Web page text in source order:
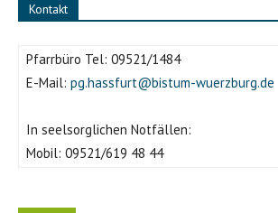
Kontakt
Pfarrbüro Tel: 09521/1484
E-Mail: pg.hassfurt@bistum-wuerzburg.de
In seelsorglichen Notfällen:
Mobil: 09521/619 48 44